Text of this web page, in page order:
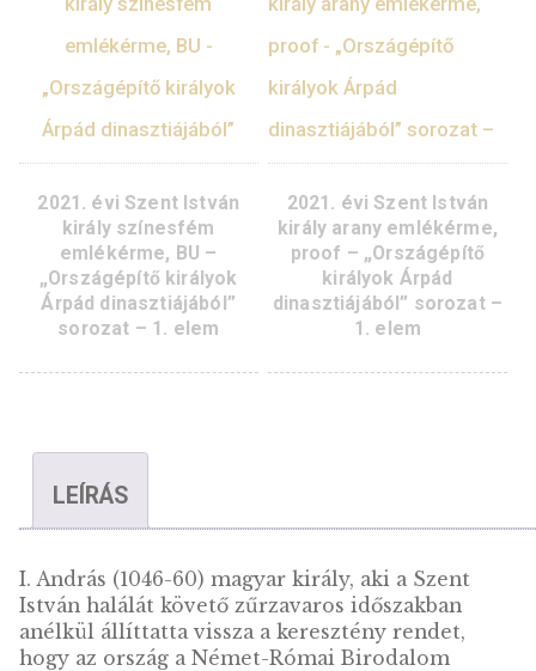
2023. évi I. András
BU – „Országépítő
királyok Árpád
dinasztiájából” sorozat –
2. elem
2021. évi Szent
király ezüst
dinasztiájából”
1. elem
2021. évi Szent István 2021. évi Szent